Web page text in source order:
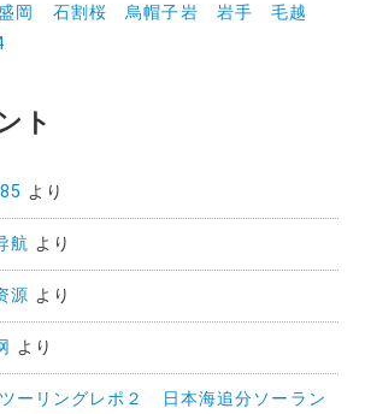
岡 石割桜 烏帽子岩 岩手 毛越
ト
より
航 より
源 より
より
ーリングレポ２ 日本海追分ソーラン